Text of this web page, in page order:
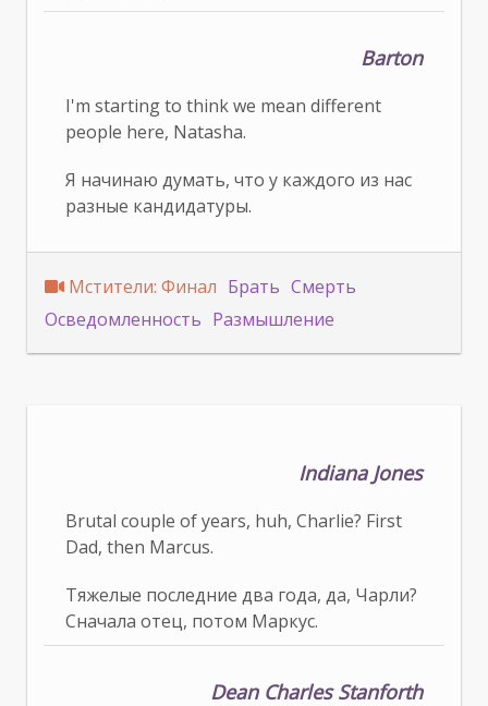
Barton
I'm starting to think we mean different
people here, Natasha.
Я начинаю думать, что у каждого из нас
разные кандидатуры.
Мстители: Финал Брать Смерть
Осведомленность Размышление
Indiana Jones
Brutal couple of years, huh, Charlie? First
Dad, then Marcus.
Тяжелые последние два года, да, Чарли?
Сначала отец, потом Маркус.
Dean Charles Stanforth